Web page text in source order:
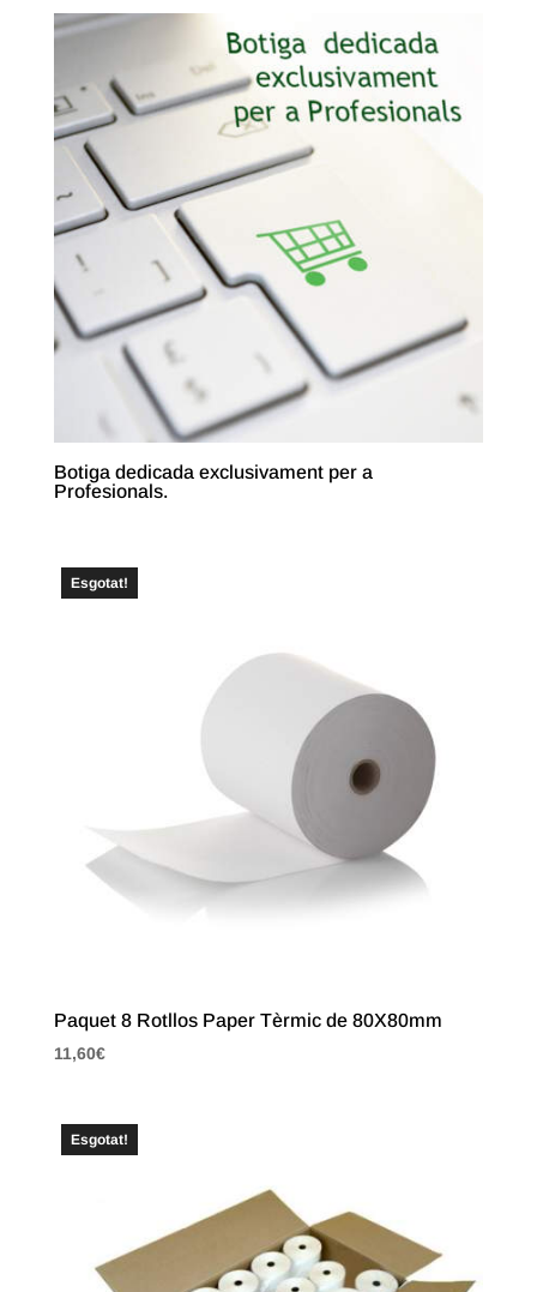
Botiga dedicada exclusivament per a
Profesionals.
Esgotat!
Paquet 8 Rotllos Paper Tèrmic de 80X80mm
11,60€
Esgotat!